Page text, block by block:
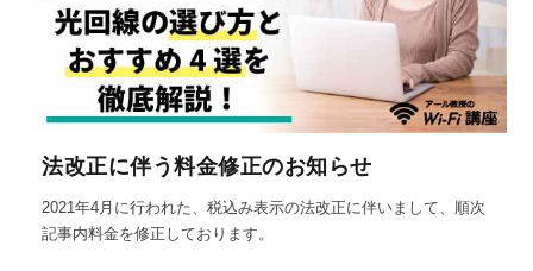
法改正に伴う料金修正のお知らせ
2021年4月に行われた、税込み表示の法改正に伴いまして、順次
記事内料金を修正しております。